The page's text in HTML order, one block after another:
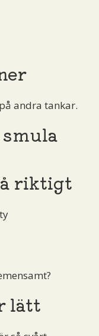
andra tankar.
riktigt
lätt